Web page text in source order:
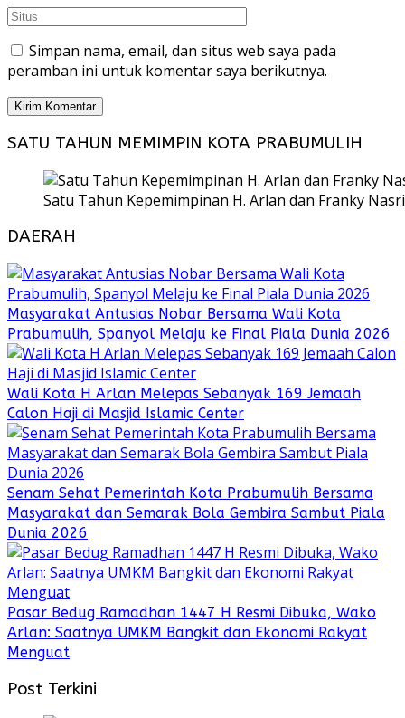
Simpan nama, email, dan situs web saya pada
peramban ini untuk komentar saya berikutnya.
SATU TAHUN MEMIMPIN KOTA PRABUMULIH
Satu Tahun Kepemimpinan H. Arlan dan Franky
DAERAH
Masyarakat Antusias Nobar Bersama Wali Kota
Prabumulih, Spanyol Melaju ke Final Piala Dunia 2026
Wali Kota H Arlan Melepas Sebanyak 169 Jemaah
Calon Haji di Masjid Islamic Center
Senam Sehat Pemerintah Kota Prabumulih Bersama
Masyarakat dan Semarak Bola Gembira Sambut Piala
Dunia 2026
Pasar Bedug Ramadhan 1447 H Resmi Dibuka, Wako
Arlan: Saatnya UMKM Bangkit dan Ekonomi Rakyat
Menguat
Post Terkini